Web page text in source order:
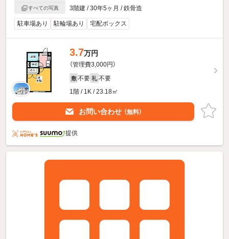
すべての写真 3階建 / 30年5ヶ月 / 鉄骨造
駐車場あり 駐輪場あり 宅配ボックス
3.7万円
（管理費3,000円）
敷 不要 礼 不要
1階 / 1K / 23.18㎡
お問い合わせ （無料）
提供